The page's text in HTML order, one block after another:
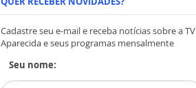
Cadastre seu e-mail e receba notícias sobre a TV
Aparecida e seus programas mensalmente
Seu nome: